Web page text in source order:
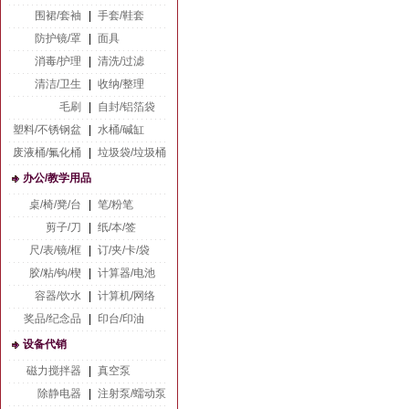
围裙/套袖
手套/鞋套
防护镜/罩
面具
消毒/护理
清洗/过滤
清洁/卫生
收纳/整理
毛刷
自封/铝箔袋
塑料/不锈钢盆
水桶/碱缸
废液桶/氟化桶
垃圾袋/垃圾桶
办公/教学用品
桌/椅/凳/台
笔/粉笔
剪子/刀
纸/本/签
尺/表/镜/框
订/夹/卡/袋
胶/粘/钩/楔
计算器/电池
容器/饮水
计算机/网络
奖品/纪念品
印台/印油
设备代销
磁力搅拌器
真空泵
除静电器
注射泵/蠕动泵